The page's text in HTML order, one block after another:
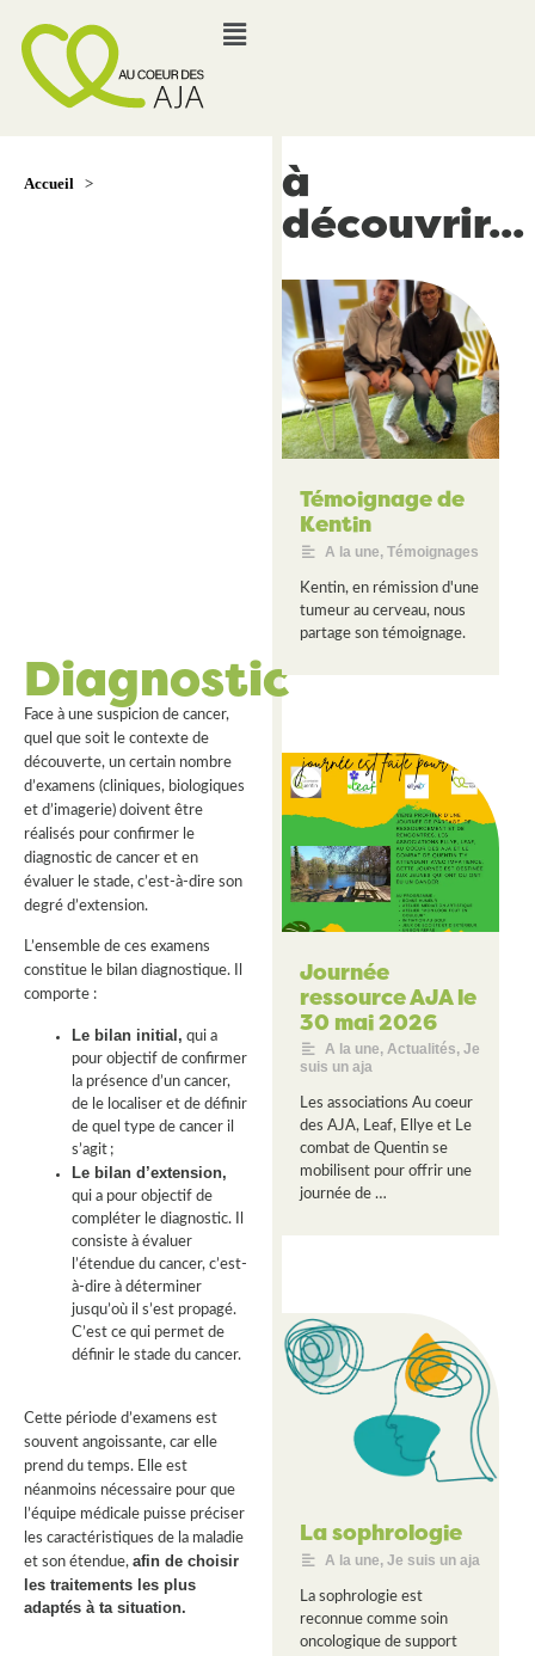
Accueil >
Diagnostic
Face à une suspicion de cancer,
quel que soit le contexte de
découverte, un certain nombre
d’examens (cliniques, biologiques
et d’imagerie) doivent être
réalisés pour confirmer le
diagnostic de cancer et en
évaluer le stade, c’est-à-dire son
degré d’extension.
L’ensemble de ces examens
constitue le bilan diagnostique. Il
comporte :
Le bilan initial, qui a
pour objectif de confirmer
la présence d’un cancer,
de le localiser et de définir
de quel type de cancer il
s’agit ;
Le bilan d’extension,
qui a pour objectif de
compléter le diagnostic. Il
consiste à évaluer
l’étendue du cancer, c’est-
à-dire à déterminer
jusqu’où il s’est propagé.
C’est ce qui permet de
définir le stade du cancer.
Cette période d’examens est
souvent angoissante, car elle
prend du temps. Elle est
néanmoins nécessaire pour que
l’équipe médicale puisse préciser
les caractéristiques de la maladie
et son étendue, afin de choisir
les traitements les plus
adaptés à ta situation.
à
découvrir...
Témoignage de
Kentin
A la une,Témoignages
Kentin, en rémission d'une
tumeur au cerveau, nous
partage son témoignage.
Journée
ressource AJA le
30 mai 2026
A la une,Actualités,Je
suis un aja
Les associations Au coeur
des AJA, Leaf, Ellye et Le
combat de Quentin se
mobilisent pour offrir une
journée de …
La sophrologie
A la une,Je suis un aja
La sophrologie est
reconnue comme soin
oncologique de support